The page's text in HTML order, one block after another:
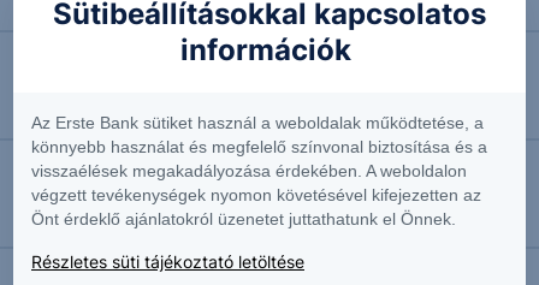
Négyhavi mélyponton a forint
EURUSD: munkapiaci jelentésre várva
2026.08.07. 10:37
Megint emelkedésben az olaj
Sütibeállításokkal kapcsolatos
információk
Az Erste Bank sütiket használ a weboldalak működtetése, a
könnyebb használat és megfelelő színvonal biztosítása és a
visszaélések megakadályozása érdekében. A weboldalon
végzett tevékenységek nyomon követésével kifejezetten az
Önt érdeklő ajánlatokról üzenetet juttathatunk el Önnek.
Részletes süti tájékoztató letöltése